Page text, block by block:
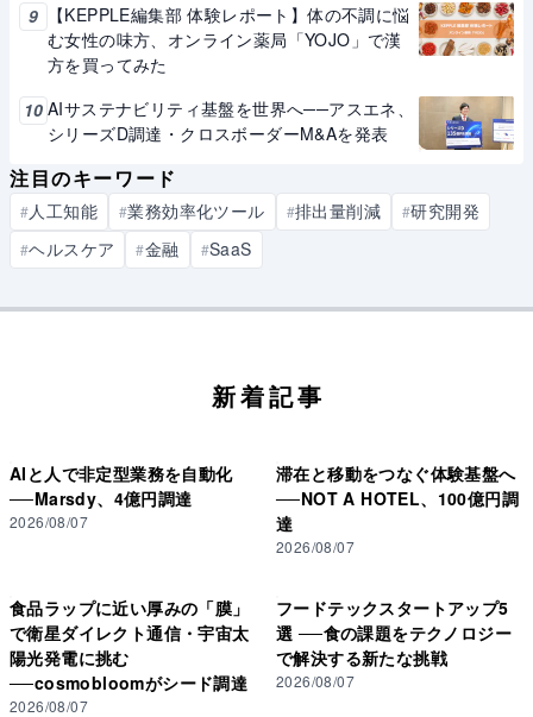
9
【KEPPLE編集部 体験レポート】体の不調に悩
む女性の味方、オンライン薬局「YOJO」で漢
方を買ってみた
10 AIサステナビリティ基盤を世界へ──アスエネ、
シリーズD調達・クロスボーダーM&Aを発表
注目のキーワード
#人工知能 #業務効率化ツール #排出量削減 #研究開発
#ヘルスケア #金融 #SaaS
新着記事
AIと人で非定型業務を自動化
──Marsdy、4億円調達
2026/08/07
滞在と移動をつなぐ体験基盤へ
──NOT A HOTEL、100億円調
達
2026/08/07
食品ラップに近い厚みの「膜」
で衛星ダイレクト通信・宇宙太
陽光発電に挑む
──cosmobloomがシード調達
2026/08/07
フードテックスタートアップ5
選 ──食の課題をテクノロジー
で解決する新たな挑戦
2026/08/07